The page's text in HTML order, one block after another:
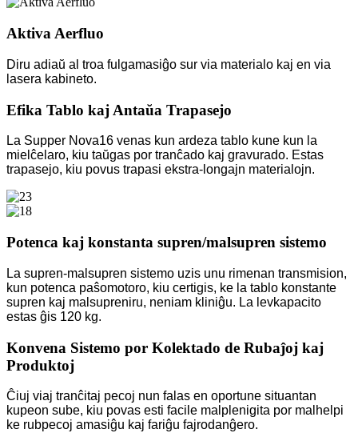
Aktiva Aerfluo
Diru adiaŭ al troa fulgamasiĝo sur via materialo kaj en via
lasera kabineto.
Efika Tablo kaj Antaŭa Trapasejo
La Supper Nova16 venas kun ardeza tablo kune kun la
mielĉelaro, kiu taŭgas por tranĉado kaj gravurado. Estas
trapasejo, kiu povus trapasi ekstra-longajn materialojn.
Potenca kaj konstanta supren/malsupren sistemo
La supren-malsupren sistemo uzis unu rimenan transmision,
kun potenca paŝomotoro, kiu certigis, ke la tablo konstante
supren kaj malsupreniru, neniam kliniĝu. La levkapacito
estas ĝis 120 kg.
Konvena Sistemo por Kolektado de Rubaĵoj kaj
Produktoj
Ĉiuj viaj tranĉitaj pecoj nun falas en oportune situantan
kupeon sube, kiu povas esti facile malplenigita por malhelpi
ke rubpecoj amasiĝu kaj fariĝu fajrodanĝero.